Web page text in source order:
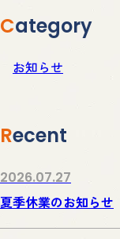
Category
お知らせ
Recent
2026.07.27
夏季休業のお知らせ